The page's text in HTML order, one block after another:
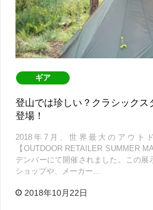
ギア
登山では珍しい？クラシックス
登場！
2018年7月、世界最大のアウト
【OUTDOOR RETAILER SUMMER
デンバーにて開催されました。この展
ショップや、メーカー…
2018年10月22日